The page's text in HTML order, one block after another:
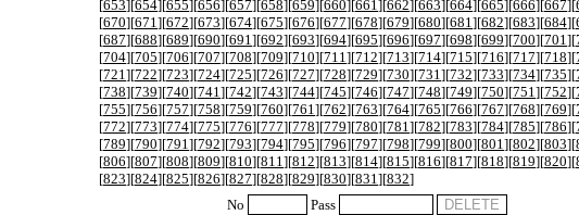
[653][654][655][656][657][658][659][660][661][662][663][664][665][666][667][
[670][671][672][673][674][675][676][677][678][679][680][681][682][683][684][
[687][688][689][690][691][692][693][694][695][696][697][698][699][700][701][
[704][705][706][707][708][709][710][711][712][713][714][715][716][717][718][
[721][722][723][724][725][726][727][728][729][730][731][732][733][734][735][
[738][739][740][741][742][743][744][745][746][747][748][749][750][751][752][
[755][756][757][758][759][760][761][762][763][764][765][766][767][768][769][
[772][773][774][775][776][777][778][779][780][781][782][783][784][785][786][
[789][790][791][792][793][794][795][796][797][798][799][800][801][802][803][
[806][807][808][809][810][811][812][813][814][815][816][817][818][819][820][
[823][824][825][826][827][828][829][830][831][832]
No
Pass